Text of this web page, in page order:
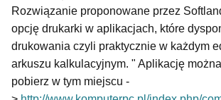
Rozwiązanie proponowane przez
opcję drukarki w aplikacjach, które
drukowania czyli praktycznie w każdym
arkuszu kalkulacyjnym. " Aplikację
pobierz w tym miejscu -